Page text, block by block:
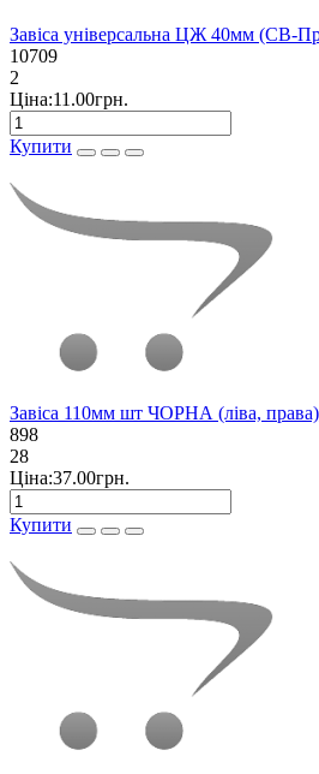
Завіса універсальна ЦЖ 40мм (СВ-
10709
2
Ціна:11.00грн.
Купити
Завіса 110мм шт ЧОРНА (ліва, права)
898
28
Ціна:37.00грн.
Купити